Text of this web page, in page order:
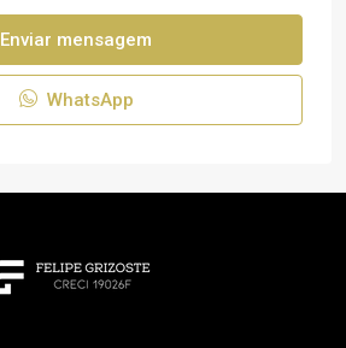
Enviar mensagem
WhatsApp